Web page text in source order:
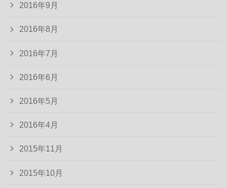
2016年9月
2016年8月
2016年7月
2016年6月
2016年5月
2016年4月
2015年11月
2015年10月